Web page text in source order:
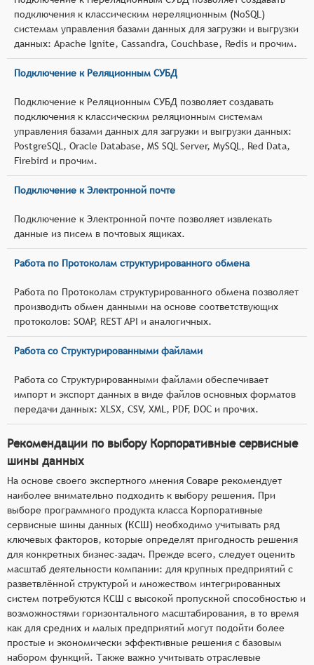
подключения к классическим нереляционным (NoSQL)
системам управления базами данных для загрузки и выгрузки
данных: Apache Ignite, Cassandra, Couchbase, Redis и прочим.
Подключение к Реляционным СУБД
Подключение к Реляционным СУБД позволяет создавать
подключения к классическим реляционным системам
управления базами данных для загрузки и выгрузки данных:
PostgreSQL, Oracle Database, MS SQL Server, MySQL, Red Data,
Firebird и прочим.
Подключение к Электронной почте
Подключение к Электронной почте позволяет извлекать
данные из писем в почтовых ящиках.
Работа по Протоколам структурированного обмена
Работа по Протоколам структурированного обмена позволяет
производить обмен данными на основе соответствующих
протоколов: SOAP, REST API и аналогичных.
Работа со Структурированными файлами
Работа со Структурированными файлами обеспечивает
импорт и экспорт данных в виде файлов основных форматов
передачи данных: XLSX, CSV, XML, PDF, DOC и прочих.
Рекомендации по выбору Корпоративные сервисные
шины данных
На основе своего экспертного мнения Соваре рекомендует
наиболее внимательно подходить к выбору решения. При
выборе программного продукта класса Корпоративные
сервисные шины данных (КСШ) необходимо учитывать ряд
ключевых факторов, которые определят пригодность решения
для конкретных бизнес-задач. Прежде всего, следует оценить
масштаб деятельности компании: для крупных предприятий с
разветвлённой структурой и множеством интегрированных
систем потребуются КСШ с высокой пропускной способностью и
возможностями горизонтального масштабирования, в то время
как для средних и малых предприятий могут подойти более
простые и экономически эффективные решения с базовым
набором функций. Также важно учитывать отраслевые